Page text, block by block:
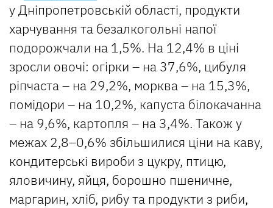
у Дніпропетровській області, продукти
харчування та безалкогольні напої
подорожчали на 1,5%. На 12,4% в ціні
зросли овочі: огірки – на 37,6%, цибуля
ріпчаста – на 29,2%, морква – на 15,3%,
помідори – на 10,2%, капуста білокачанна
– на 9,6%, картопля – на 3,4%. Також у
межах 2,8–0,6% збільшилися ціни на каву,
кондитерські вироби з цукру, птицю,
яловичину, яйця, борошно пшеничне,
маргарин, хліб, рибу та продукти з риби,